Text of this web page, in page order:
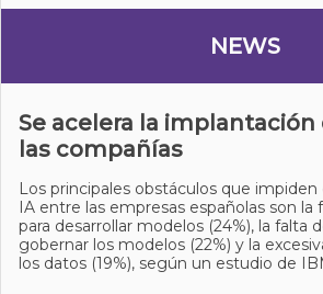
NEWS
Se acelera la implantación
las compañías
Los principales obstáculos que
IA entre las empresas españolas son
para desarrollar modelos (24%), la falta
gobernar los modelos (22%) y la
los datos (19%), según un estudio de